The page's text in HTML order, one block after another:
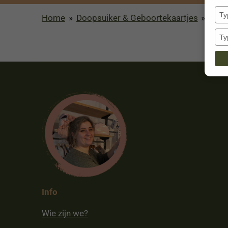
Home » Doopsuiker & Geboortekaartjes »
Info
Wie zijn we?